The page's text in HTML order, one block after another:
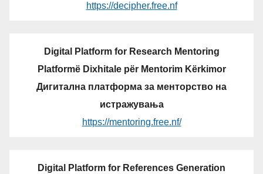
https://decipher.free.nf
Digital Platform for Research Mentoring
Platformë Dixhitale për Mentorim Kërkimor
Дигитална платформа за менторство на
истражувања
https://mentoring.free.nf/
Digital Platform for References Generation